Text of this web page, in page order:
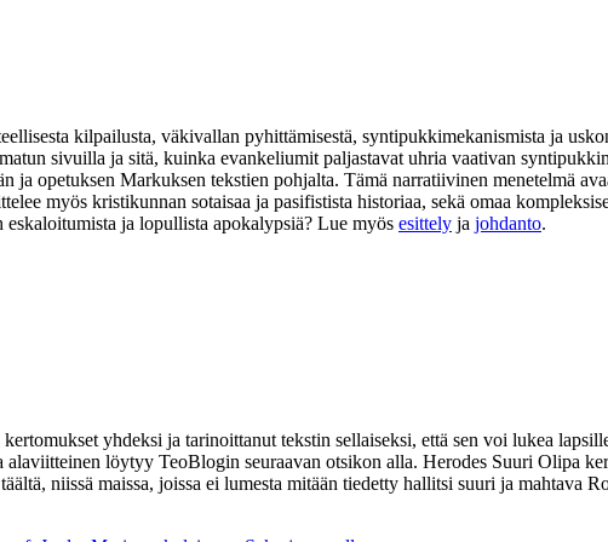
kilpailusta, väkivallan pyhittämisestä, syntipukkimekanismista ja
sivuilla ja sitä, kuinka evankeliumit paljastavat uhria vaativan
ja opetuksen Markuksen tekstien pohjalta. Tämä narratiivinen menetelmä
myös kristikunnan sotaisaa ja pasifistista historiaa, sekä omaa
ja lopullista apokalypsiä? Lue myös esittely ja johdanto.
yhdeksi ja tarinoittanut tekstin sellaiseksi, että sen voi lukea
löytyy TeoBlogin seuraavan otsikon alla. Herodes Suuri Olipa
niissä maissa, joissa ei lumesta mitään tiedetty hallitsi suuri ja mahtava